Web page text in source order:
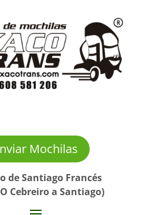
Mochilas
de Santiago Francés
Cebreiro a Santiago)